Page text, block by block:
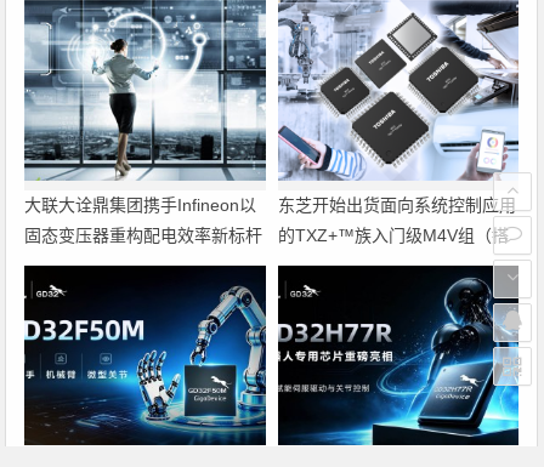
大联大诠鼎集团携手Infineon以
固态变压器重构配电效率新标杆
东芝开始出货面向系统控制应用
的TXZ+™族入门级M4V组（搭
载Arm Cortex‑M4内核的标准微
控制器）工程样品